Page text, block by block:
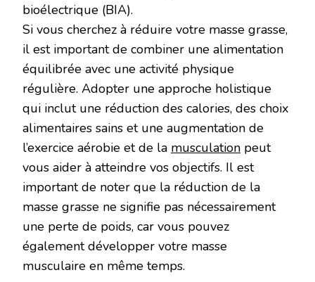
bioélectrique (BIA).
Si vous cherchez à réduire votre masse grasse,
il est important de combiner une alimentation
équilibrée avec une activité physique
régulière. Adopter une approche holistique
qui inclut une réduction des calories, des choix
alimentaires sains et une augmentation de
l’exercice aérobie et de la musculation peut
vous aider à atteindre vos objectifs. Il est
important de noter que la réduction de la
masse grasse ne signifie pas nécessairement
une perte de poids, car vous pouvez
également développer votre masse
musculaire en même temps.